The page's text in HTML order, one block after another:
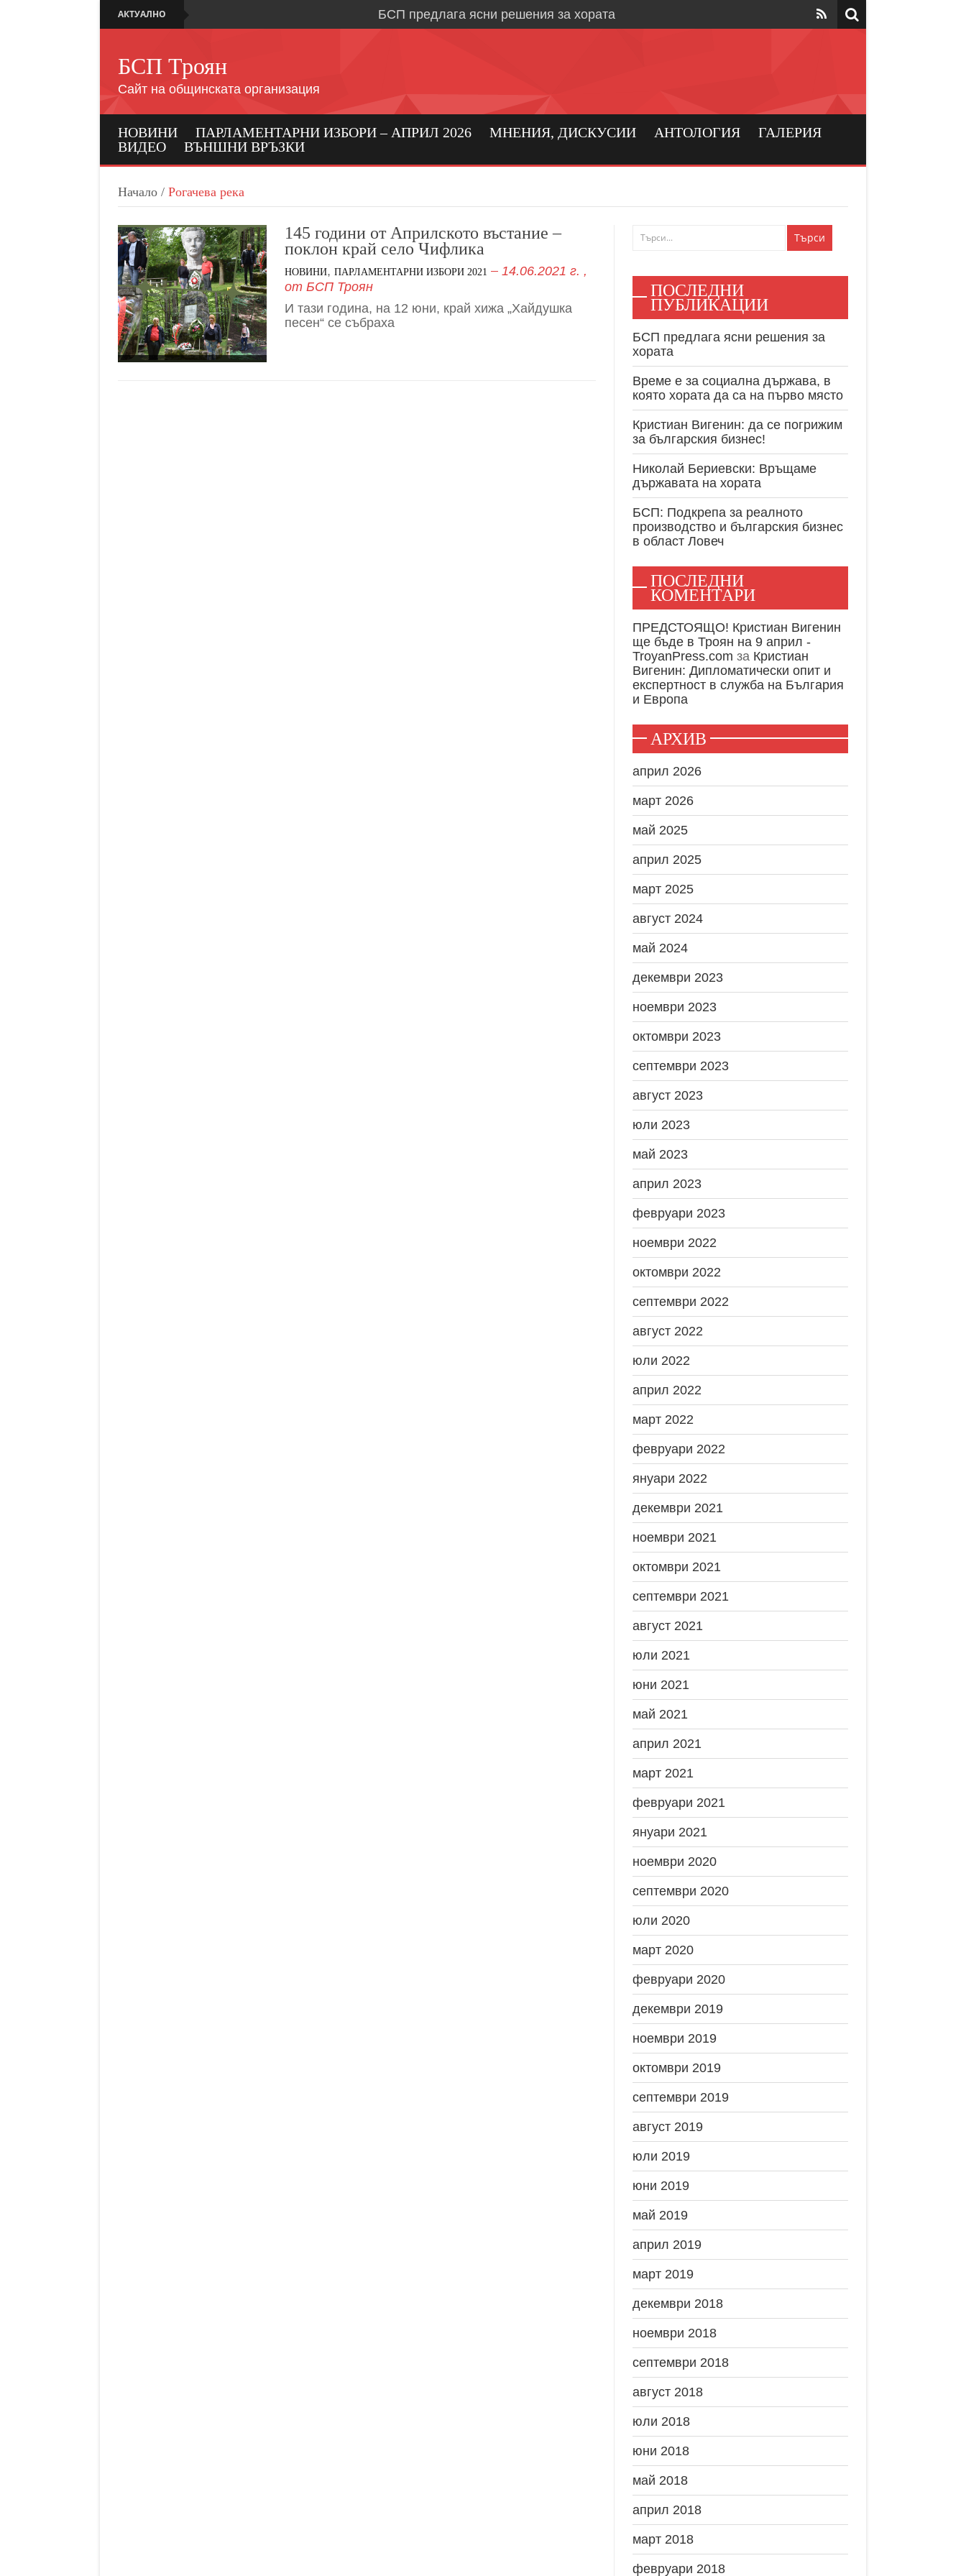
АКТУАЛНО
БСП предлага ясни решения за хората
Николай Бериевски: Връщаме държавата на хората
Дипломацията е единственият път към траен мир
Александрово и Лешница: хората най-добре знаят
своите нужди
В Градежница: среща с три поколения леви хора
Кристиан Вигенин: Дипломатически опит и експертност в
БСП Троян
Сайт на общинската организация
НОВИНИ ПАРЛАМЕНТАРНИ ИЗБОРИ – АПРИЛ 2026 МНЕНИЯ, ДИСКУСИИ АНТОЛОГИЯ
ГАЛЕРИЯ
ВИДЕО
ВЪНШНИ ВРЪЗКИ
Начало / Рогачева река
145 години от Априлското въстание –
поклон край село Чифлика
НОВИНИ, ПАРЛАМЕНТАРНИ ИЗБОРИ 2021 14.06.2021 г. ,
от БСП Троян
И тази година, на 12 юни, край хижа „Хайдушка
песен“ се събраха
ПОСЛЕДНИ
ПУБЛИКАЦИИ
БСП предлага ясни решения за
хората
Време е за социална държава, в
която хората да са на първо място
Кристиан Вигенин: да се погрижим
за българския бизнес!
Николай Бериевски: Връщаме
държавата на хората
БСП: Подкрепа за реалното
производство и българския бизнес
в област Ловеч
ПОСЛЕДНИ
КОМЕНТАРИ
ПРЕДСТОЯЩО! Кристиан Вигенин
ще бъде в Троян на 9 април -
TroyanPress.com за Кристиан
Вигенин: Дипломатически опит и
експертност в служба на България
и Европа
АРХИВ
април 2026
март 2026
май 2025
април 2025
март 2025
август 2024
май 2024
декември 2023
ноември 2023
октомври 2023
септември 2023
август 2023
юли 2023
май 2023
април 2023
февруари 2023
ноември 2022
октомври 2022
септември 2022
август 2022
юли 2022
април 2022
март 2022
февруари 2022
януари 2022
декември 2021
ноември 2021
октомври 2021
септември 2021
август 2021
юли 2021
юни 2021
май 2021
април 2021
март 2021
февруари 2021
януари 2021
ноември 2020
септември 2020
юли 2020
март 2020
февруари 2020
декември 2019
ноември 2019
октомври 2019
септември 2019
август 2019
юли 2019
юни 2019
май 2019
април 2019
март 2019
декември 2018
ноември 2018
септември 2018
август 2018
юли 2018
юни 2018
май 2018
април 2018
март 2018
февруари 2018